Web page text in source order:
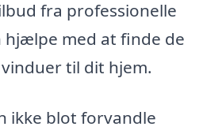
fra professionelle
hjælpe med at finde de
til dit hjem.
ikke blot forvandle